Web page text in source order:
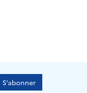
S’abonner